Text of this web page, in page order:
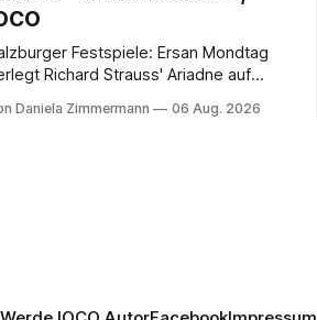
Festspiele: Ersan Mondtag
Richard Strauss' Ariadne auf
Fiction mit Opernklassik.
Daniela Zimmermann 06 Aug. 2026